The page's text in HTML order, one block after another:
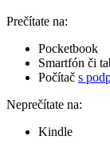
Prečítate na:
Pocketbook
Smartfón či
Počítač s
Neprečítate na:
Kindle